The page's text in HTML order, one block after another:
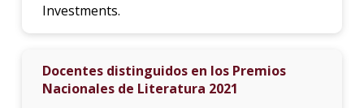
Investments.
Docentes distinguidos en los Premios
Nacionales de Literatura 2021